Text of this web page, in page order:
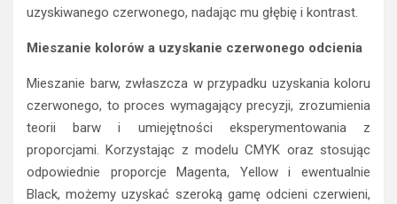
uzyskiwanego czerwonego, nadając mu głębię i kontrast.
Mieszanie kolorów a uzyskanie czerwonego odcienia
Mieszanie barw, zwłaszcza w przypadku uzyskania koloru
czerwonego, to proces wymagający precyzji, zrozumienia
teorii barw i umiejętności eksperymentowania z
proporcjami. Korzystając z modelu CMYK oraz stosując
odpowiednie proporcje Magenta, Yellow i ewentualnie
Black, możemy uzyskać szeroką gamę odcieni czerwieni,